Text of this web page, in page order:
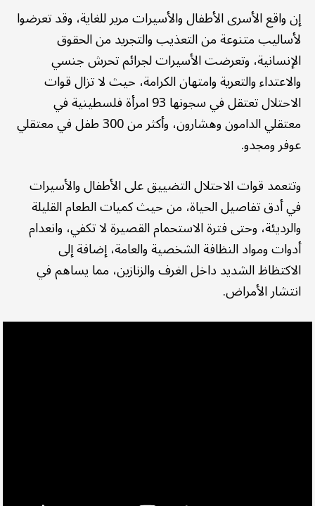
إن واقع الأسرى الأطفال والأسيرات مرير للغاية، وقد تعرضوا
لأساليب متنوعة من التعذيب والتجريد من الحقوق
الإنسانية، وتعرضت الأسيرات لجرائم تحرش جنسي
والاعتداء والتعرية وامتهان الكرامة، حيث لا تزال قوات
الاحتلال تعتقل في سجونها 93 امرأة فلسطينية في
معتقلي الدامون وهشارون، وأكثر من 300 طفل في معتقلي
عوفر ومجدو.
وتتعمد قوات الاحتلال التضييق على الأطفال والأسيرات
في أدق تفاصيل الحياة، من حيث كميات الطعام القليلة
والرديئة، وحتى فترة الاستحمام القصيرة لا تكفي، وانعدام
أدوات ومواد النظافة الشخصية والعامة، إضافة إلى
الاكتظاظ الشديد داخل الغرف والزنازين، مما يساهم في
انتشار الأمراض.